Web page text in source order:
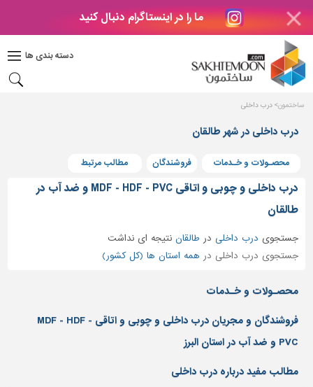
ما را در اینستاگرام دنبال کنید
دسته بندی ها
دکوراسیون
بتن
های
بتنی
و
پنجره
پله،
نرده
حفاظ
دیوارپوش،
و
ساختمون درب داخلی
درب داخلی در شهر طالقان
محصـولات و خـدمات فروشندگان مطالب مرتبط
درب داخلی و چوبی و اتاقی MDF - HDF - PVC و ضد آب در
طالقان
جستجوی درب داخلی در طالقان نتیجه ای نداشت
جستجوی درب داخلی در همه استان ها (کل کشور)
محصـولات و خـدمات
فروشندگان و مجریان درب داخلی و چوبی و اتاقی MDF - HDF -
PVC و ضد آب در استان البرز
مطالب مفید درباره درب داخلی